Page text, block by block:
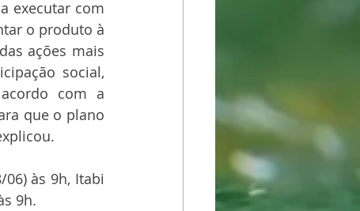
executar com
o produto à
ações mais
social,
com a
que o plano
às 9h, Itabi
9h.